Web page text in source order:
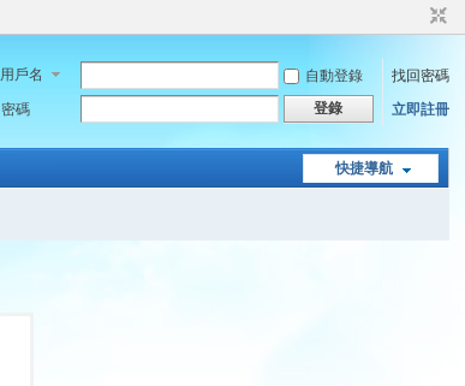
用戶名 自動登錄
找回密碼
密碼
登錄 立即註冊
快捷導航